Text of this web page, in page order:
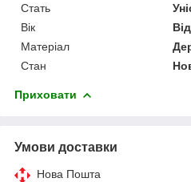
Стать
Вік
Матеріал
Стан
Приховати
Умови доставки
Нова Пошта